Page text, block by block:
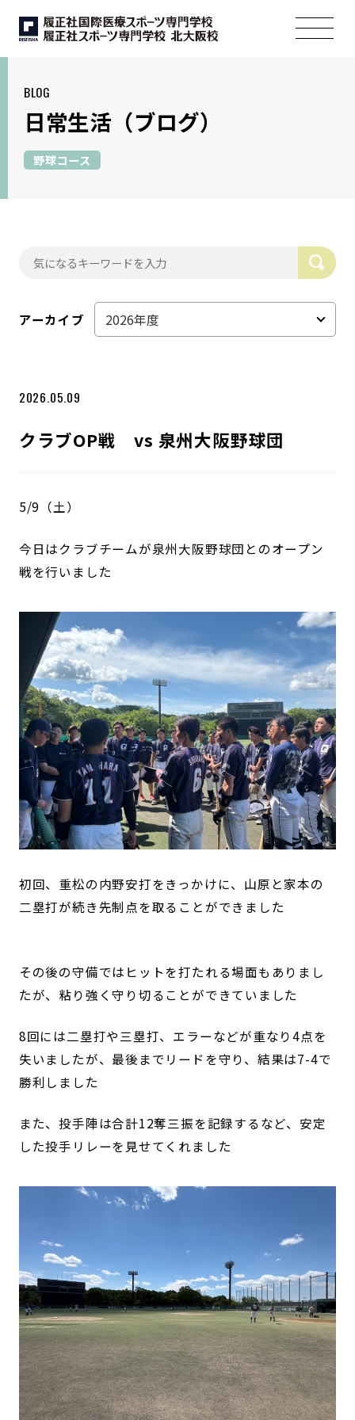
BLOG
日常生活 （ブログ）
野球コース
アーカイブ
2026.05.09
クラブOP戦 vs 泉州大阪野球団
5/9（土）
今日はクラブチームが泉州大阪野球団とのオープン
戦を行いました
初回、重松の内野安打をきっかけに、山原と家本の
二塁打が続き先制点を取ることができました
その後の守備ではヒットを打たれる場面もありまし
たが、粘り強く守り切ることができていました
8回には二塁打や三塁打、エラーなどが重なり4点を
失いましたが、最後までリードを守り、結果は7-4で
勝利しました
また、投手陣は合計12奪三振を記録するなど、安定
した投手リレーを見せてくれました